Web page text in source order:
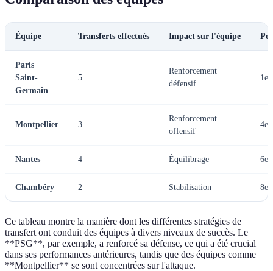
Équipe Transferts effectués Impact sur l'équipe
Paris
Saint-
Germain
5
Renforcement
défensif
1er
Montpellier 3
Renforcement
offensif
4e
Nantes 4 Équilibrage 6e
Chambéry 2 Stabilisation 8e
Ce tableau montre la manière dont les différentes stratégies de
transfert ont conduit des équipes à divers niveaux de succès. Le
**PSG**, par exemple, a renforcé sa défense, ce qui a été crucial
dans ses performances antérieures, tandis que des équipes comme
**Montpellier** se sont concentrées sur l'attaque.